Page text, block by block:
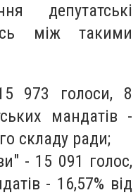
депутатські
між такими
973 голоси, 8
мандатів -
складу ради;
- 15 091 голос,
- 16,57% від